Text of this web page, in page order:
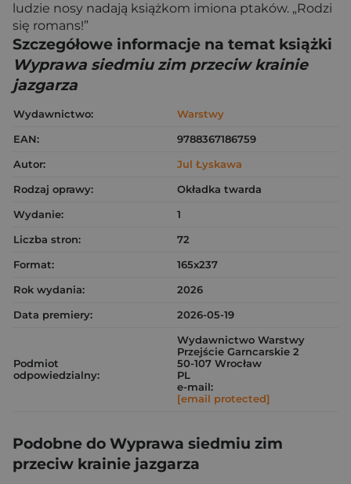
ludzie nosy nadają książkom imiona ptaków. „Rodzi
się romans!”
Szczegółowe informacje na temat książki
Wyprawa siedmiu zim przeciw krainie
jazgarza
Wydawnictwo:
Warstwy
EAN:
9788367186759
Autor:
Jul Łyskawa
Rodzaj oprawy:
Okładka twarda
Wydanie:
1
Liczba stron:
72
Format:
165x237
Rok wydania:
2026
Data premiery:
2026-05-19
Podmiot
odpowiedzialny:
Wydawnictwo Warstwy
Przejście Garncarskie 2
50-107 Wrocław
PL
e-mail:
[email protected]
Podobne do Wyprawa siedmiu zim
przeciw krainie jazgarza